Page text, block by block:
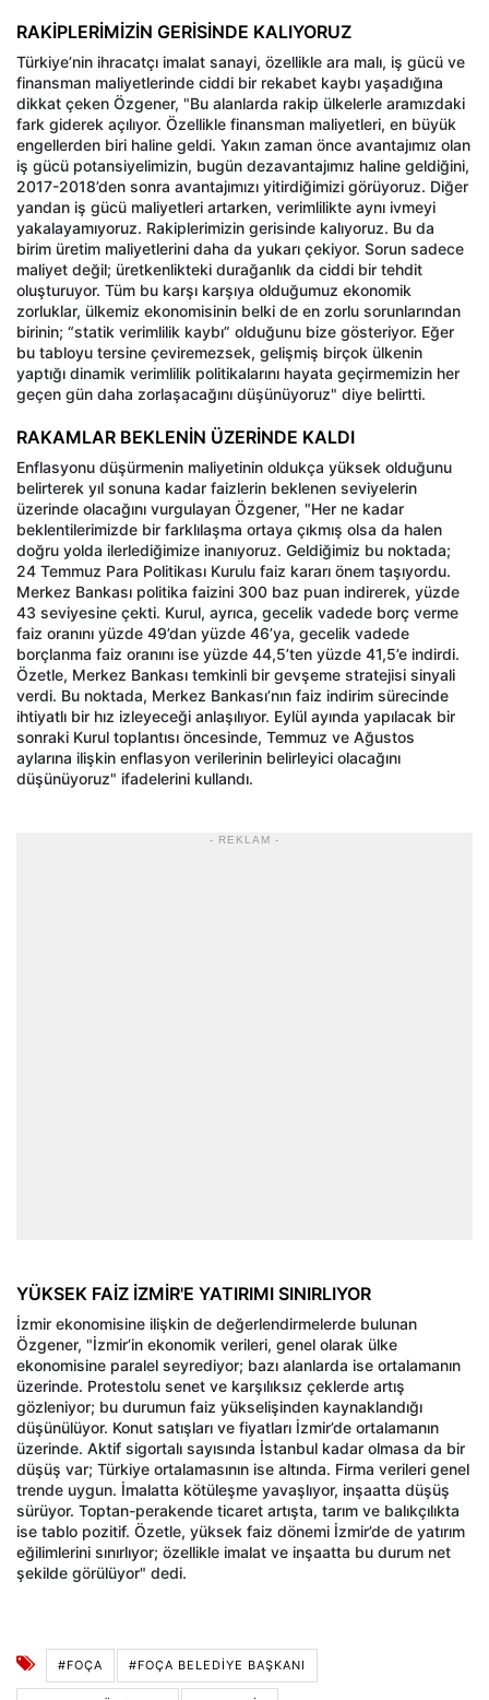
RAKİPLERİMİZİN GERİSİNDE KALIYORUZ
Türkiye’nin ihracatçı imalat sanayi, özellikle ara malı, iş gücü ve
finansman maliyetlerinde ciddi bir rekabet kaybı yaşadığına
dikkat çeken Özgener, "Bu alanlarda rakip ülkelerle aramızdaki
fark giderek açılıyor. Özellikle finansman maliyetleri, en büyük
engellerden biri haline geldi. Yakın zaman önce avantajımız olan
iş gücü potansiyelimizin, bugün dezavantajımız haline geldiğini,
2017-2018’den sonra avantajımızı yitirdiğimizi görüyoruz. Diğer
yandan iş gücü maliyetleri artarken, verimlilikte aynı ivmeyi
yakalayamıyoruz. Rakiplerimizin gerisinde kalıyoruz. Bu da
birim üretim maliyetlerini daha da yukarı çekiyor. Sorun sadece
maliyet değil; üretkenlikteki durağanlık da ciddi bir tehdit
oluşturuyor. Tüm bu karşı karşıya olduğumuz ekonomik
zorluklar, ülkemiz ekonomisinin belki de en zorlu sorunlarından
birinin; “statik verimlilik kaybı” olduğunu bize gösteriyor. Eğer
bu tabloyu tersine çeviremezsek, gelişmiş birçok ülkenin
yaptığı dinamik verimlilik politikalarını hayata geçirmemizin her
geçen gün daha zorlaşacağını düşünüyoruz" diye belirtti.
RAKAMLAR BEKLENİN ÜZERİNDE KALDI
Enflasyonu düşürmenin maliyetinin oldukça yüksek olduğunu
belirterek yıl sonuna kadar faizlerin beklenen seviyelerin
üzerinde olacağını vurgulayan Özgener, "Her ne kadar
beklentilerimizde bir farklılaşma ortaya çıkmış olsa da halen
doğru yolda ilerlediğimize inanıyoruz. Geldiğimiz bu noktada;
24 Temmuz Para Politikası Kurulu faiz kararı önem taşıyordu.
Merkez Bankası politika faizini 300 baz puan indirerek, yüzde
43 seviyesine çekti. Kurul, ayrıca, gecelik vadede borç verme
faiz oranını yüzde 49’dan yüzde 46’ya, gecelik vadede
borçlanma faiz oranını ise yüzde 44,5’ten yüzde 41,5’e indirdi.
Özetle, Merkez Bankası temkinli bir gevşeme stratejisi sinyali
verdi. Bu noktada, Merkez Bankası’nın faiz indirim sürecinde
ihtiyatlı bir hız izleyeceği anlaşılıyor. Eylül ayında yapılacak bir
sonraki Kurul toplantısı öncesinde, Temmuz ve Ağustos
aylarına ilişkin enflasyon verilerinin belirleyici olacağını
düşünüyoruz" ifadelerini kullandı.
- REKLAM -
YÜKSEK FAİZ İZMİR'E YATIRIMI SINIRLIYOR
İzmir ekonomisine ilişkin de değerlendirmelerde bulunan
Özgener, "İzmir’in ekonomik verileri, genel olarak ülke
ekonomisine paralel seyrediyor; bazı alanlarda ise ortalamanın
üzerinde. Protestolu senet ve karşılıksız çeklerde artış
gözleniyor; bu durumun faiz yükselişinden kaynaklandığı
düşünülüyor. Konut satışları ve fiyatları İzmir’de ortalamanın
üzerinde. Aktif sigortalı sayısında İstanbul kadar olmasa da bir
düşüş var; Türkiye ortalamasının ise altında. Firma verileri genel
trende uygun. İmalatta kötüleşme yavaşlıyor, inşaatta düşüş
sürüyor. Toptan-perakende ticaret artışta, tarım ve balıkçılıkta
ise tablo pozitif. Özetle, yüksek faiz dönemi İzmir’de de yatırım
eğilimlerini sınırlıyor; özellikle imalat ve inşaatta bu durum net
şekilde görülüyor" dedi.
#FOÇA #FOÇA BELEDIYE BAŞKANI